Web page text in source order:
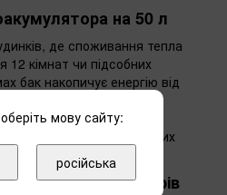
на 50 л
де споживання тепла
кімнат чи підсобних
бак накопичує енергію від
і віддає її поступово.
з певними
до стандартних
об’єм 50 літрів
мову сайту:
російська